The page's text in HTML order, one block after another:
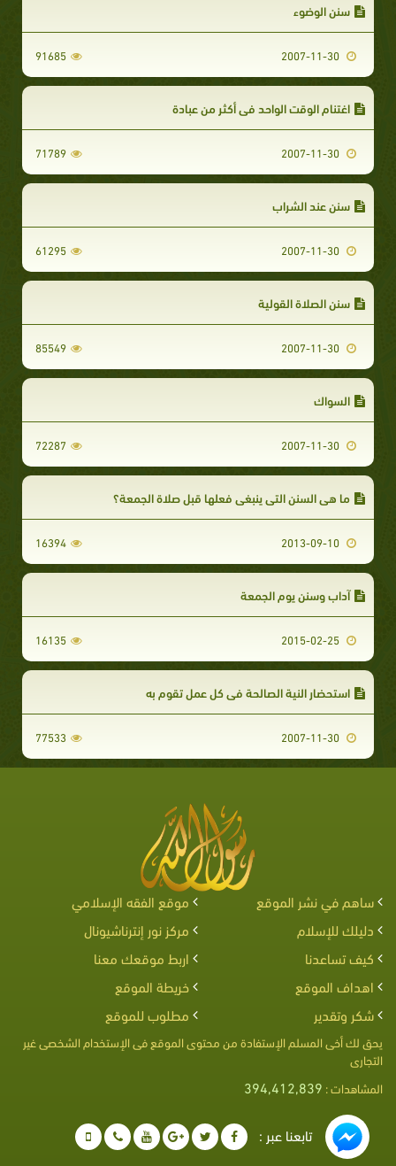
سنن الوضوء
91685
اغتنام الوقت الواحد في أكثر من عبادة
71789
سنن عند الشراب
61295
سنن الصلاة القولية
85549
السواك
72287
ما هي السنن التي ينبغي فعلها قبل صلاة الجمعة؟
16394
آداب وسنن يوم الجمعة
16135
استحضار النية الصالحة في كل عمل تقوم به
77533
ساهم في نشر الموقع
موقع الفقه الإسلامي
دليلك للإسلام
مركز نور إنترناشيونال
كيف تساعدنا
اربط موقعك معنا
اهداف الموقع
خريطة الموقع
شكر وتقدير
مطلوب للموقع
يحق لك أخى المسلم الإستفادة من محتوى الموقع فى الإستخدام الشخصى غير
التجارى
المشاهدات : 394,412,839
تابعنا عبر :